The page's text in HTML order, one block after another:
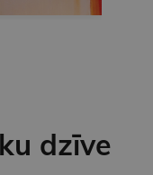
dzīve